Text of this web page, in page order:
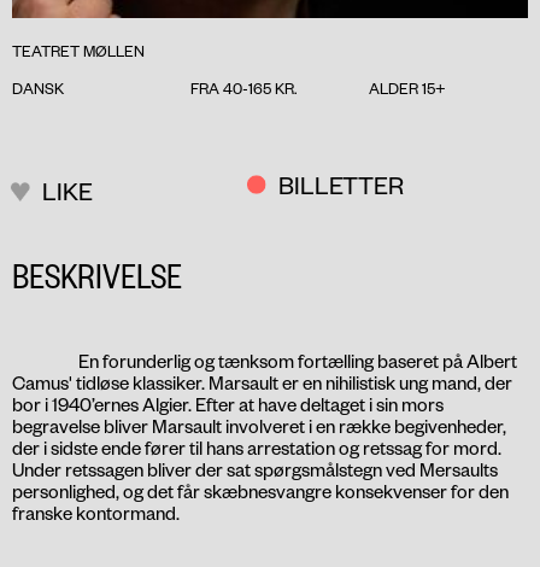
TEATRET MØLLEN
DANSK
FRA 40-165 KR. ALDER 15+
BESKRIVELSE
En forunderlig og tænksom fortælling baseret på Albert
Camus' tidløse klassiker. Marsault er en nihilistisk ung mand, der
bor i 1940’ernes Algier. Efter at have deltaget i sin mors
begravelse bliver Marsault involveret i en række begivenheder,
der i sidste ende fører til hans arrestation og retssag for mord.
Under retssagen bliver der sat spørgsmålstegn ved Mersaults
personlighed, og det får skæbnesvangre konsekvenser for den
franske kontormand.
BILLETTER
LIKE